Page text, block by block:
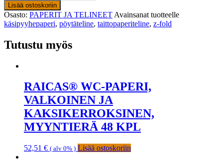
Lisää ostoskoriin
Osasto: PAPERIT JA TELINEET Avainsanat tuotteelle
käsipyyhepaperi, pöytäteline, taittopaperiteline, z-fold
Tutustu myös
RAICAS® WC-PAPERI,
VALKOINEN JA
KAKSIKERROKSINEN,
MYYNTIERÄ 48 KPL
52,51 € ( alv 0% ) Lisää ostoskoriin